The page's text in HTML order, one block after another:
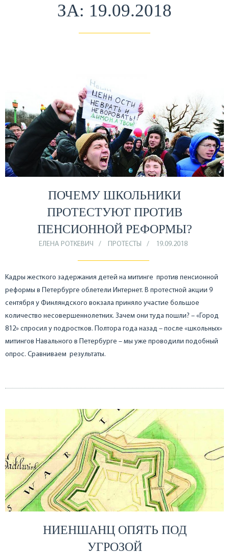
ЗА: 19.09.2018
ПОЧЕМУ ШКОЛЬНИКИ
ПРОТЕСТУЮТ ПРОТИВ
ПЕНСИОННОЙ РЕФОРМЫ?
ЕЛЕНА РОТКЕВИЧ ПРОТЕСТЫ 19.09.2018
Кадры жесткого задержания детей на митинге против пенсионной
реформы в Петербурге облетели Интернет. В протестной акции 9
сентября у Финляндского вокзала приняло участие большое
количество несовершеннолетних. Зачем они туда пошли? – «Город
812» спросил у подростков. Полтора года назад – после «школьных»
митингов Навального в Петербурге – мы уже проводили подобный
опрос. Сравниваем результаты.
НИЕНШАНЦ ОПЯТЬ ПОД
УГРОЗОЙ